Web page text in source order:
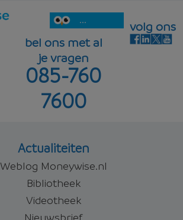
...
bel ons met al
je vragen
085-760
7600
volg ons
Actualiteiten
Weblog Moneywise.nl
Bibliotheek
Videotheek
Nieuwsbrief